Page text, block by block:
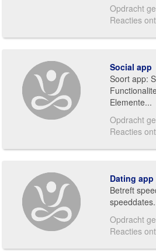
Opdracht
Reacties
Social app
Soort app:
Elemente...
Opdracht
Reacties
Dating app
Betreft
Opdracht
Reacties